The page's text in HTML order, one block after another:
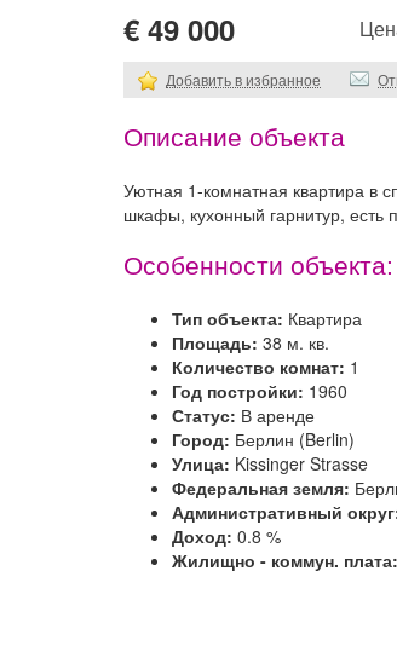
€ 49 000
Добавить в избранное
Описание объекта
Уютная 1-комнатная квартира в
шкафы, кухонный гарнитур,
Особенности объекта:
Тип объекта: Квартира
Площадь: 38 м. кв.
Количество комнат: 1
Год постройки: 1960
Статус: В аренде
Город: Берлин (Berlin)
Улица: Kissinger Strasse
Федеральная земля:
Административный
Доход: 0.8 %
Жилищно - коммун. плата: